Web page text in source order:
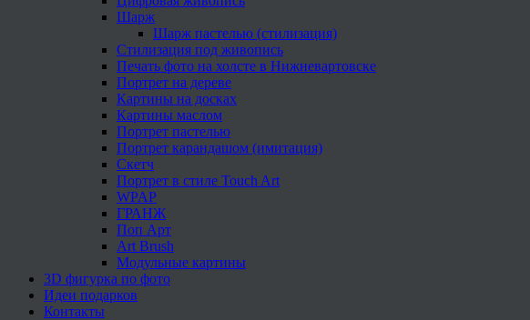
Шарж
Шарж пастелью (стилизация)
Стилизация под живопись
Печать фото на холсте в Нижневартовске
Портрет на дереве
Картины на досках
Картины маслом
Портрет пастелью
Портрет карандашом (имитация)
Скетч
Портрет в стиле Touch Art
WPAP
ГРАНЖ
Поп Арт
Art Brush
Модульные картины
3D фигурка по фото
Идеи подарков
Контакты